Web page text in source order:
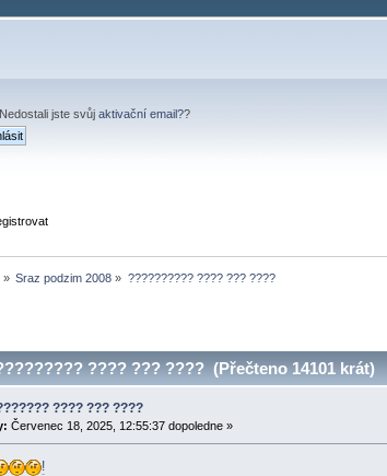
.Nedostali jste svůjaktivační email??
» Sraz podzim 2008 » ?????????? ???? ??? ????
???? ??? ???? (Přečteno 14101 krát)
???? ??? ????
Červenec 18, 2025, 12:55:37 dopoledne »
!